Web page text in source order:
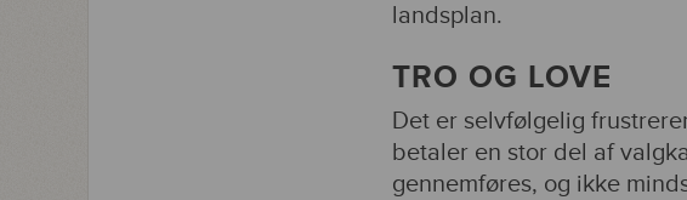
landsplan.
TRO OG LOVE
Det er selvfølgelig
betaler en stor del af
gennemføres, og ikke